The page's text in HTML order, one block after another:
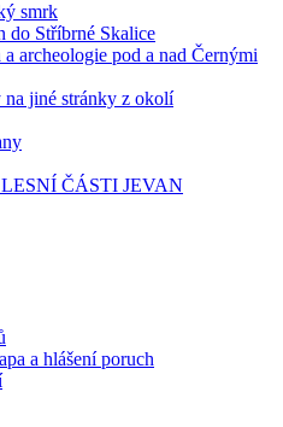
smrk
do Stříbrné Skalice
a archeologie pod a nad Černými
na jiné stránky z okolí
ČÁSTI JEVAN
a hlášení poruch